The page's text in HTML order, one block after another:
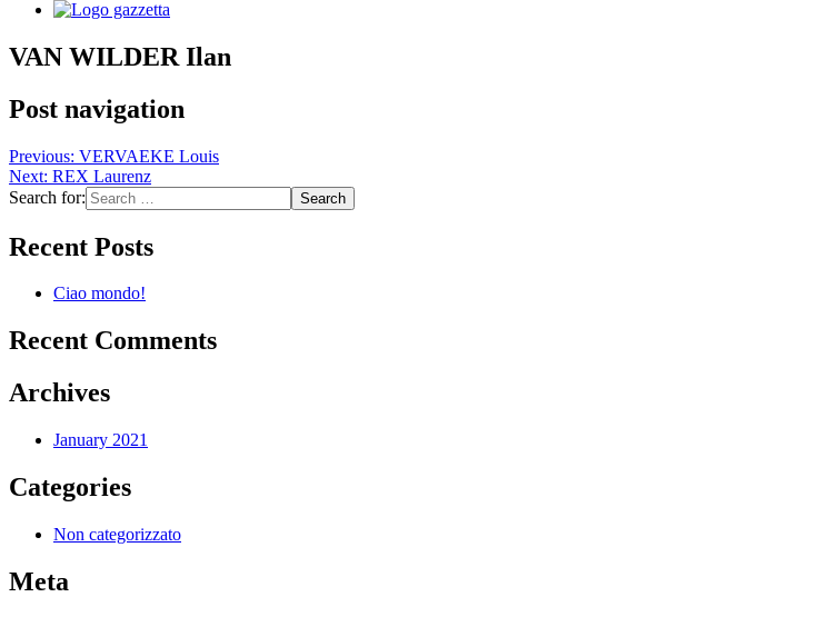
VAN WILDER Ilan
Post navigation
Previous: VERVAEKE Louis
Next: REX Laurenz
Search for:
Recent Posts
Ciao mondo!
Recent Comments
Archives
January 2021
Categories
Non categorizzato
Meta